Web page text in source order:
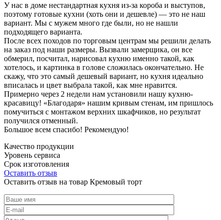
У нас в доме нестандартная кухня из-за короба и выступов,
поэтому готовые кухни (хоть они и дешевле) — это не наш
вариант. Мы с мужем много где были, но не нашли
подходящего варианта.
После всех походов по торговым центрам мы решили делать
на заказ под наши размеры. Вызвали замерщика, он все
обмерил, посчитал, нарисовал кухню именно такой, как
хотелось, и картинка в голове сложилась окончательно. Не
скажу, что это самый дешевый вариант, но кухня идеально
вписалась и цвет выбрала такой, как мне нравится.
Примерно через 2 недели нам установили нашу кухню-
красавицу! «Благодаря» нашим кривым стенам, им пришлось
помучиться с монтажом верхних шкафчиков, но результат
получился отменный.
Большое всем спасибо! Рекомендую!
Качество продукции
Уровень сервиса
Срок изготовления
Оставить отзыв
Оставить отзыв на товар Кремовый торт